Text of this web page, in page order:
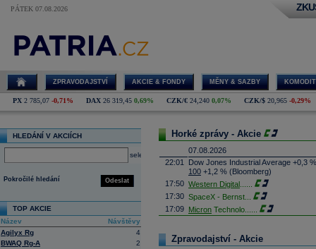
PÁTEK 07.08.2026
ZPRAVODAJSTVÍ AKCIE & FONDY MĚNY & SAZBY
PX 2 785,07 -0,71% DAX 26 319,45 0,69% CZK/€ 24,240 0,07% CZK/$ 20,965 -0,29%
HLEDÁNÍ V AKCIÍCH
select
Odeslat
Pokročilé hledání
TOP AKCIE
Název
Návštěvy
Agilyx Rg
4
BWAQ Rg-A
2
Horké zprávy - Akcie
07.08.2026
22:01
Dow Jones Industrial Average +0,3
100 +1,2 % (Bloomberg)
17:50 Western Digital
17:30 SpaceX - Bernst
17:09 Micron Technolo
16:26
Objem obchodů s akciemi na
obchodů za poslední rok je 0,665
Zpravodajství - Akcie